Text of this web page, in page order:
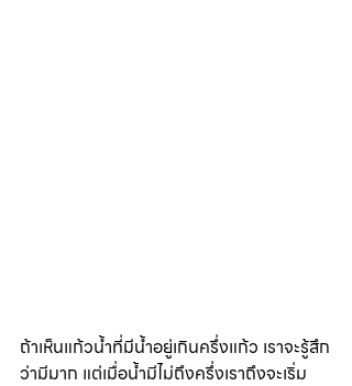
ถ้าเห็นแก้วน้ำที่มีน้ำอยู่เกินครึ่งแก้ว เราจะรู้สึก
ว่ามีมาก แต่เมื่อน้ำมีไม่ถึงครึ่งเราถึงจะเริ่ม